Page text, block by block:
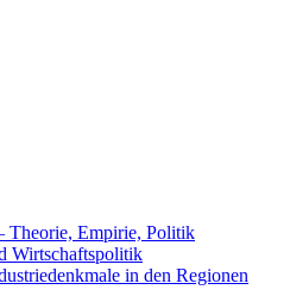
Theorie, Empirie, Politik
Wirtschaftspolitik
in den Regionen